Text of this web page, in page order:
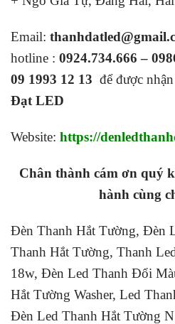
Email:
hotline : 0924.734.666 –
09 1993 12 13 để được
Đạt LED
Website: https://
Chân thành cám ơn quý
hành cùng
Đèn Thanh Hắt Tường, Đèn
Thanh Hắt Tường, Thanh
18w, Đèn Led Thanh Đổi
Hắt Tường Washer, Led
Đèn Led Thanh Hắt Tường